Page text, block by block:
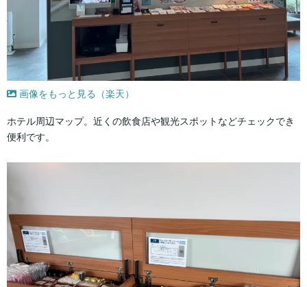
画像をもっと見る（楽天）
ホテル周辺マップ。近くの飲食店や観光スポットなどチェックでき
便利です。